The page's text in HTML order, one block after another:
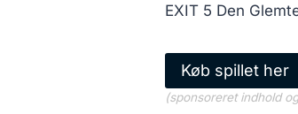
EXIT 5 Den
Køb spillet her
(sponsoreret indhold